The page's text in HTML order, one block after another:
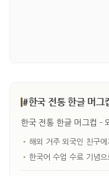
#한국 전통 한글 머그
한국 전통 한글 머그컵 -
• 해외 거주 외국인 친구
• 한국어 수업 수료 기념